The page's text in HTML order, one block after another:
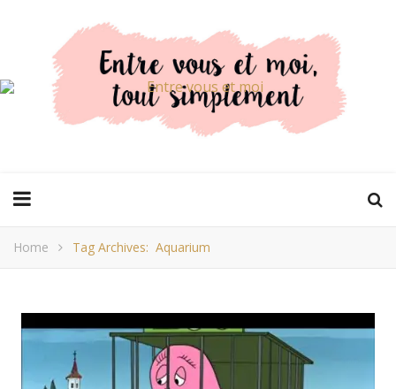
Home Tag Archives: Aquarium